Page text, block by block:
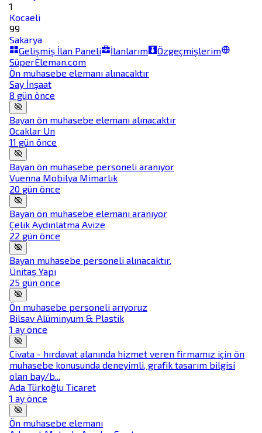
1
Kocaeli
99
Sakarya
Gelişmiş İlan Paneli
İlanlarım
Özgeçmişlerim
SüperEleman.com
Ön muhasebe elemanı alınacaktır
Say İnşaat
8 gün önce
Bayan ön muhasebe elemanı alınacaktır
Ocaklar Un
11 gün önce
Bayan ön muhasebe personeli aranıyor
Vuenna Mobilya Mimarlık
20 gün önce
Bayan ön muhasebe elemanı aranıyor
Çelik Aydınlatma Avize
22 gün önce
Bayan muhasebe personeli alınacaktır.
Ünitaş Yapı
25 gün önce
Ön muhasebe personeli arıyoruz
Bilsav Alüminyum & Plastik
1 ay önce
Civata - hırdavat alanında hizmet veren firmamız için ön
muhasebe konusunda deneyimli, grafik tasarım bilgisi
olan bay/b...
Ada Türkoğlu Ticaret
1 ay önce
Ön muhasebe elemanı